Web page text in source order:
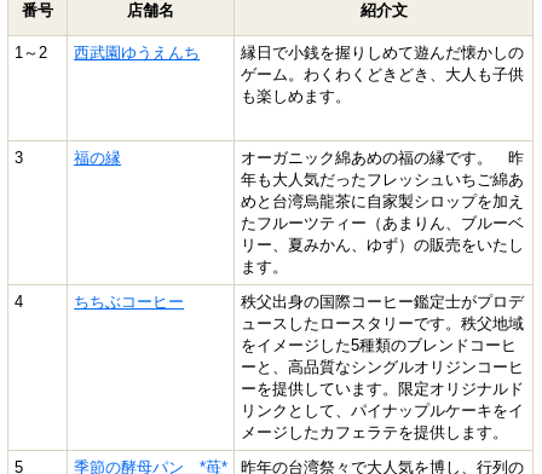
番号 店舗名 紹介文
1～2 西武園ゆうえんち
縁日で小銭を握りしめて遊んだ懐かしの
ゲーム。わくわくどきどき、大人も子供
も楽しめます。
3 福の縁
オーガニック綿あめの福の縁です。 昨
年も大人気だったフレッシュいちご綿あ
めと台湾烏龍茶に自家製シロップを加え
たフルーツティー（あまりん、ブルーベ
リー、夏みかん、ゆず）の販売をいたし
ます。
4
ちちぶコーヒー
秩父出身の国際コーヒー鑑定士がプロデ
ュースしたロースタリーです。秩父地域
をイメージした5種類のブレンドコーヒ
ーと、高品質なシングルオリジンコーヒ
ーを提供しています。限定オリジナルド
リンクとして、パイナップルケーキをイ
メージしたカフェラテを提供します。
5
季節の酵母パン *苺*
昨年の台湾祭々で大人気を博し、行列の